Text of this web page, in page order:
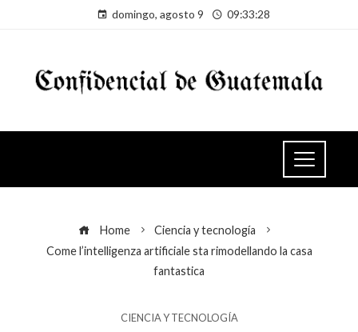
domingo, agosto 9 09:33:29
Home
Ciencia y tecnología
Come l’intelligenza artificiale sta rimodellando la casa
fantastica
CIENCIA Y TECNOLOGÍA